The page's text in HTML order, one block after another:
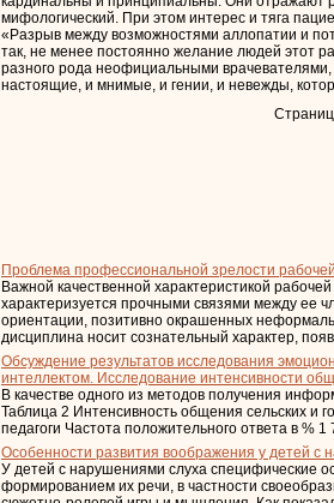
мифологический. При этом интерес и тяга
«Разрыв между возможностями аллопатии и
так, не менее постоянно желание людей этот
разного рода неофициальными
настоящие, и мнимые, и гении, и невежды,
Проблема профессиональной зрелости
Важной качественной характеристикой
характеризуется прочными связями между ее
ориентации, позитивно окрашенных
дисциплина носит сознательный характер,
Обсуждение результатов исследования
интеллектом. Исследование интенсивности
В качестве одного из методов получения
Таблица 2 Интенсивность общения сельских и
педагоги Частота положительного ответа в %
Особенности развития воображения у детей с
У детей с нарушениями слуха специфические
формированием их речи, в частности